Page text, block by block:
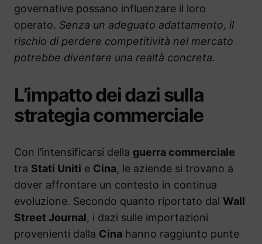
governative possano influenzare il loro
operato. Senza un adeguato adattamento, il
rischio di perdere competitività nel mercato
potrebbe diventare una realtà concreta.
L’impatto dei dazi sulla
strategia commerciale
Con l’intensificarsi della guerra commerciale
tra Stati Uniti e Cina, le aziende si trovano a
dover affrontare un contesto in continua
evoluzione. Secondo quanto riportato dal Wall
Street Journal, i dazi sulle importazioni
provenienti dalla Cina hanno raggiunto punte